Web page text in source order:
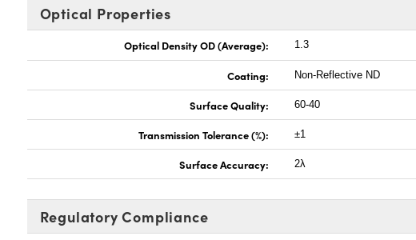
Optical Properties
Optical Density OD (Average): 1.3
Coating: Non-Reflective ND
Surface Quality: 60-40
Transmission Tolerance (%): ±1
Surface Accuracy: 2λ
Regulatory Compliance